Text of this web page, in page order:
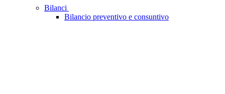
Bilanci
Bilancio preventivo e consuntivo